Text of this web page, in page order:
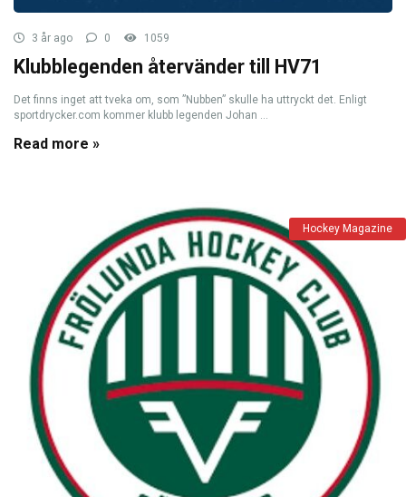
3 år ago 0 1059
Klubblegenden återvänder till HV71
Det finns inget att tveka om, som ”Nubben” skulle ha uttryckt det. Enligt
sportdrycker.com kommer klubb legenden Johan ...
Read more »
Hockey Magazine